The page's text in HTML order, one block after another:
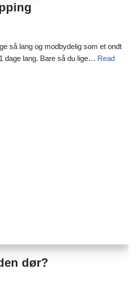
så lang og modbydelig som et ondt
dage lang. Bare så du lige… Read
dør?